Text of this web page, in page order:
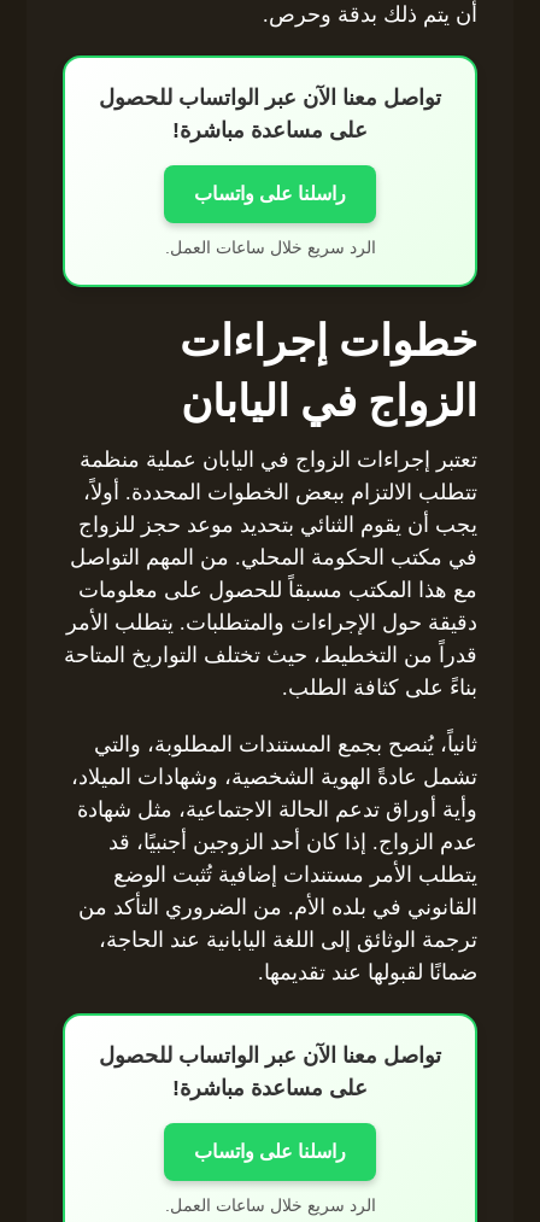
أن يتم ذلك بدقة وحرص.
تواصل معنا الآن عبر الواتساب للحصول
على مساعدة مباشرة!
راسلنا على واتساب
الرد سريع خلال ساعات العمل.
خطوات إجراءات
الزواج في اليابان
تعتبر إجراءات الزواج في اليابان عملية منظمة
تتطلب الالتزام ببعض الخطوات المحددة. أولاً،
يجب أن يقوم الثنائي بتحديد موعد حجز للزواج
في مكتب الحكومة المحلي. من المهم التواصل
مع هذا المكتب مسبقاً للحصول على معلومات
دقيقة حول الإجراءات والمتطلبات. يتطلب الأمر
قدراً من التخطيط، حيث تختلف التواريخ المتاحة
بناءً على كثافة الطلب.
ثانياً، يُنصح بجمع المستندات المطلوبة، والتي
تشمل عادةً الهوية الشخصية، وشهادات الميلاد،
وأية أوراق تدعم الحالة الاجتماعية، مثل شهادة
عدم الزواج. إذا كان أحد الزوجين أجنبيًا، قد
يتطلب الأمر مستندات إضافية تُثبت الوضع
القانوني في بلده الأم. من الضروري التأكد من
ترجمة الوثائق إلى اللغة اليابانية عند الحاجة،
ضمانًا لقبولها عند تقديمها.
تواصل معنا الآن عبر الواتساب للحصول
على مساعدة مباشرة!
راسلنا على واتساب
الرد سريع خلال ساعات العمل.